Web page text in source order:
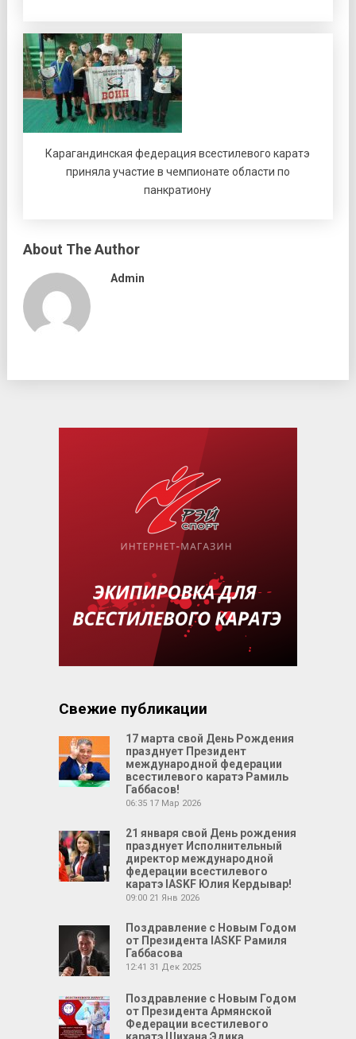
Карагандинская федерация всестилевого каратэ
приняла участие в чемпионате области по
панкратиону
About The Author
Admin
Свежие публикации
17 марта свой День Рождения
празднует Президент
международной федерации
всестилевого каратэ Рамиль
Габбасов!
06:35 17 Мар 2026
21 января свой День рождения
празднует Исполнительный
директор международной
федерации всестилевого
каратэ IASKF Юлия Кердывар!
09:00 21 Янв 2026
Поздравление с Новым Годом
от Президента IASKF Рамиля
Габбасова
12:41 31 Дек 2025
Поздравление с Новым Годом
от Президента Армянской
Федерации всестилевого